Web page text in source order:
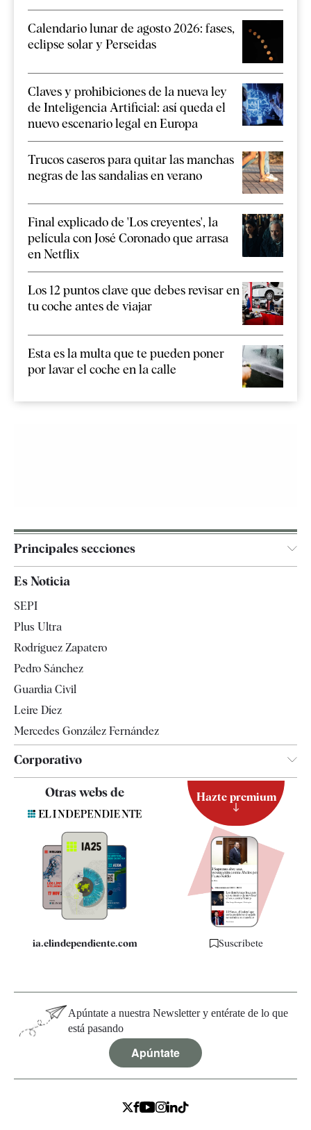
Calendario lunar de agosto 2026: fases,
eclipse solar y Perseidas
Claves y prohibiciones de la nueva ley
de Inteligencia Artificial: así queda el
nuevo escenario legal en Europa
Trucos caseros para quitar las manchas
negras de las sandalias en verano
Final explicado de 'Los creyentes', la
película con José Coronado que arrasa
en Netflix
Los 12 puntos clave que debes revisar en
tu coche antes de viajar
Esta es la multa que te pueden poner
por lavar el coche en la calle
Principales secciones
España
Televisión
Es Noticia
SEPI
Plus Ultra
Rodríguez Zapatero
Pedro Sánchez
Guardia Civil
Leire Díez
Mercedes González Fernández
Corporativo
Contacto
Quiénes somos
Especificaciones
Otras webs de
ia.elindependiente.com
Hazte premium
Suscríbete
Apúntate a nuestra Newsletter y entérate de lo que
está pasando
Apúntate